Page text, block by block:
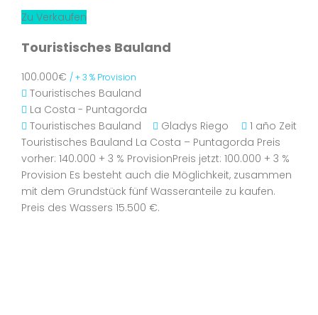
Zu Verkaufen
Touristisches Bauland
100.000€ / + 3 % Provision
Touristisches Bauland
La Costa - Puntagorda
Touristisches Bauland
Gladys Riego
1 año Zeit
Touristisches Bauland La Costa – Puntagorda Preis
vorher: 140.000 + 3 % ProvisionPreis jetzt: 100.000 + 3 %
Provision Es besteht auch die Möglichkeit, zusammen
mit dem Grundstück fünf Wasseranteile zu kaufen.
Preis des Wassers 15.500 €.